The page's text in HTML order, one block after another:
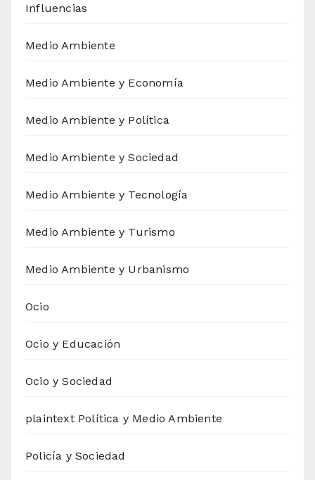
Influencias
Medio Ambiente
Medio Ambiente y Economía
Medio Ambiente y Política
Medio Ambiente y Sociedad
Medio Ambiente y Tecnología
Medio Ambiente y Turismo
Medio Ambiente y Urbanismo
Ocio
Ocio y Educación
Ocio y Sociedad
plaintext Política y Medio Ambiente
Policía y Sociedad